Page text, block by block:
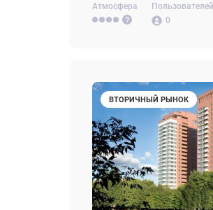
Атмосфера
Пользователей
0
ВТОРИЧНЫЙ РЫНОК